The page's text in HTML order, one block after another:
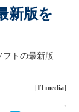
新版を
フトの最新版
[ITmedia]